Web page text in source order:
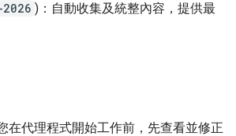
)：自動收集及統整內容，提供最
在代理程式開始工作前，先查看並修正